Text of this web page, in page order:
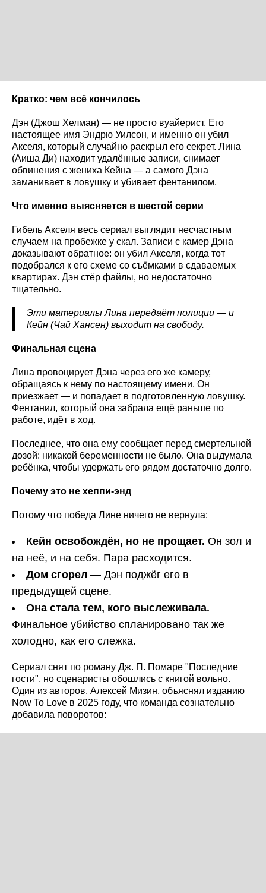
Кратко: чем всё кончилось
Дэн (Джош Хелман) — не просто вуайерист. Его
настоящее имя Эндрю Уилсон, и именно он убил
Акселя, который случайно раскрыл его секрет. Лина
(Аиша Ди) находит удалённые записи, снимает
обвинения с жениха Кейна — а самого Дэна
заманивает в ловушку и убивает фентанилом.
Что именно выясняется в шестой серии
Гибель Акселя весь сериал выглядит несчастным
случаем на пробежке у скал. Записи с камер Дэна
доказывают обратное: он убил Акселя, когда тот
подобрался к его схеме со съёмками в сдаваемых
квартирах. Дэн стёр файлы, но недостаточно
тщательно.
Эти материалы Лина передаёт полиции — и
Кейн (Чай Хансен) выходит на свободу.
Финальная сцена
Лина провоцирует Дэна через его же камеру,
обращаясь к нему по настоящему имени. Он
приезжает — и попадает в подготовленную ловушку.
Фентанил, который она забрала ещё раньше по
работе, идёт в ход.
Последнее, что она ему сообщает перед смертельной
дозой: никакой беременности не было. Она выдумала
ребёнка, чтобы удержать его рядом достаточно долго.
Почему это не хеппи-энд
Потому что победа Лине ничего не вернула:
Кейн освобождён, но не прощает. Он зол и
на неё, и на себя. Пара расходится.
Дом сгорел — Дэн поджёг его в
предыдущей сцене.
Она стала тем, кого выслеживала.
Финальное убийство спланировано так же
холодно, как его слежка.
Сериал снят по роману Дж. П. Помаре "Последние
гости", но сценаристы обошлись с книгой вольно.
Один из авторов, Алексей Мизин, объяснял изданию
Now To Love в 2025 году, что команда сознательно
добавила поворотов: